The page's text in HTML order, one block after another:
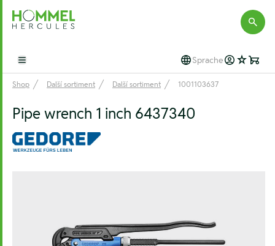
Hommel Hercules
Open main menu Sprache
Shop Další sortiment Další sortiment 1001103637
Pipe wrench 1 inch 6437340